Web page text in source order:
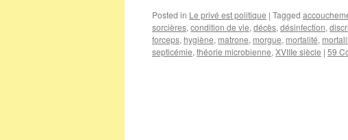
Posted in Le privé est politique | Tagged
sorcières, condition de vie, décès, désinfection,
forceps, hygiène, matrone, morgue, mortalité,
septicémie, théorie microbienne, XVIIIe siècle | 59